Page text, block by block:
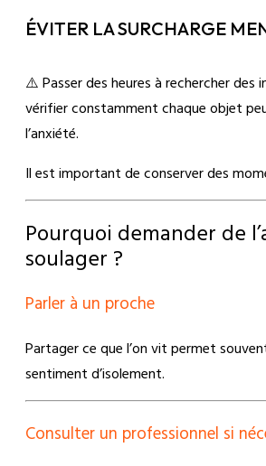
ÉVITER LA SURCHARGE
⚠️ Passer des heures à rechercher des
vérifier constamment chaque objet
l’anxiété.
Il est important de conserver des
Pourquoi demander de
soulager ?
Parler à un proche
Partager ce que l’on vit permet
sentiment d’isolement.
Consulter un professionnel si